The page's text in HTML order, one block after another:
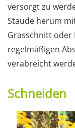
versorgt zu
Staude herum
Grasschnitt oder
regelmäßigen
verabreicht
Schneiden